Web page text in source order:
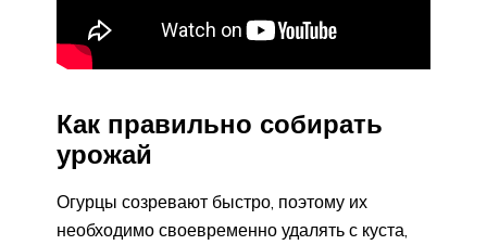
Как правильно собирать
урожай
Огурцы созревают быстро, поэтому их
необходимо своевременно удалять с куста,